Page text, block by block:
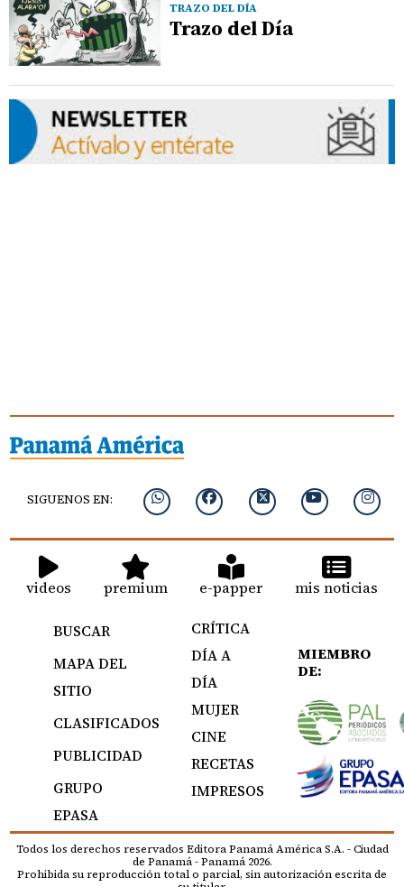
TRAZO DEL DÍA
Trazo del Día
SIGUENOS EN:
videos premium e-papper mis noticias
BUSCAR
MAPA DEL
SITIO
CLASIFICADOS
PUBLICIDAD
GRUPO
EPASA
CRÍTICA
DÍA A
DÍA
MUJER
CINE
RECETAS
IMPRESOS
MIEMBRO
DE:
Todos los derechos reservados Editora Panamá América S.A. - Ciudad
de Panamá - Panamá 2026.
Prohibida su reproducción total o parcial, sin autorización escrita de